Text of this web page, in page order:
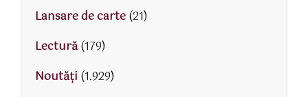
Lansare de carte(21)
Lectură(179)
Noutăți (1.929)